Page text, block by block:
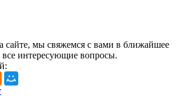
сайте, мы свяжемся с вами в ближайшее
все интересующие вопросы.